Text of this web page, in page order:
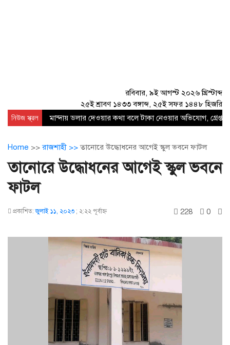
রবিবার, ৯ই আগস্ট ২০২৬ খ্রিস্টাব্দ
২৫ই শ্রাবণ ১৪৩৩ বঙ্গাব্দ, ২৫ই সফর ১৪৪৮ হিজরি
নিউজ স্ক্রল মান্দায় ডলার দেওয়ার কথা বলে টাকা নেওয়ার অভিযোগ,
Home >>রাজশাহী >>তানোরে উদ্ধোধনের আগেই স্কুল ভবনে ফাটল
তানোরে উদ্ধোধনের আগেই স্কুল ভবনে
ফাটল
প্রকাশিত:জুলাই ১১, ২০২৩ ; ২:২২ পূর্বাহ্ণ 228 0